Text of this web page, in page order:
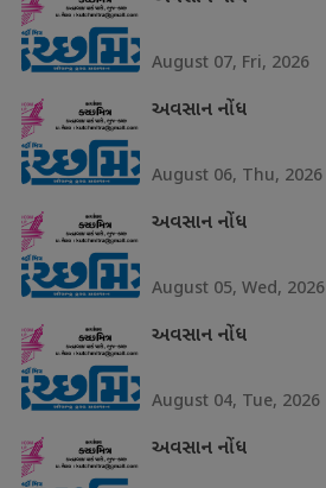
August 07, Fri, 2026
અવસાન નોંધ
August 06, Thu, 2026
અવસાન નોંધ
August 05, Wed, 2026
અવસાન નોંધ
August 04, Tue, 2026
અવસાન નોંધ